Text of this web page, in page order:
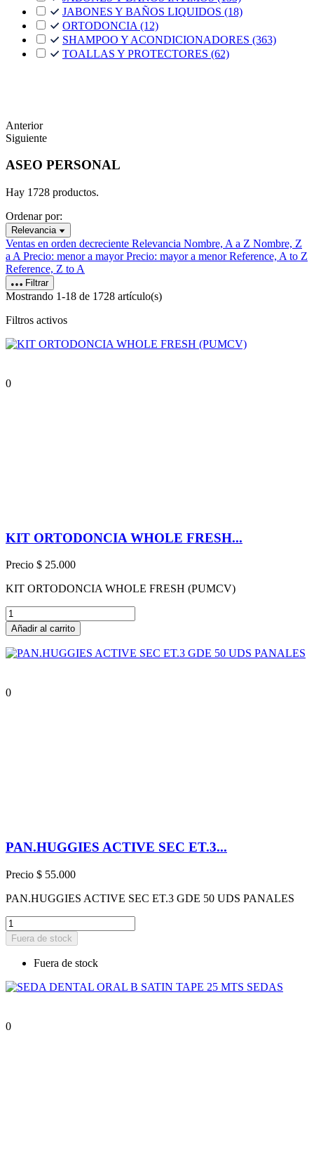
JABONES Y BAÑOS LIQUIDOS (18)
ORTODONCIA (12)
SHAMPOO Y ACONDICIONADORES (363)
TOALLAS Y PROTECTORES (62)
Anterior
Siguiente
ASEO PERSONAL
Hay 1728 productos.
Ordenar por:
Relevancia
Ventas en orden decreciente Relevancia Nombre, A a Z Nombre, Z
a A Precio: menor a mayorPrecio: mayor a menorReference, A to Z
Reference, Z to A
Filtrar
Mostrando 1-18 de 1728 artículo(s)
Filtros activos
0
KIT ORTODONCIA WHOLE FRESH...
Precio $ 25.000
KIT ORTODONCIA WHOLE FRESH (PUMCV)
Añadir al carrito
0
PAN.HUGGIES ACTIVE SEC ET.3...
Precio $ 55.000
PAN.HUGGIES ACTIVE SEC ET.3 GDE 50 UDS PANALES
Fuera de stock
Fuera de stock
0